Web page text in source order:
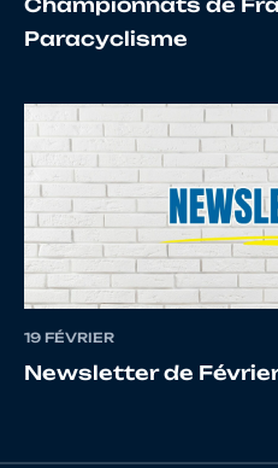
15 10111729836
10089237960
17 10137638233
Championnats de
Paracyclisme
19 FÉVRIER
Newsletter de